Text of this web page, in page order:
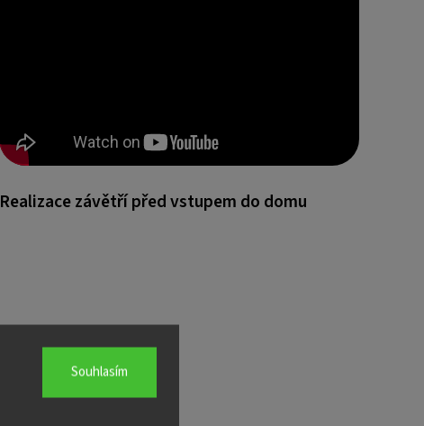
Souhlasím
Realizace závětří před vstupem do domu